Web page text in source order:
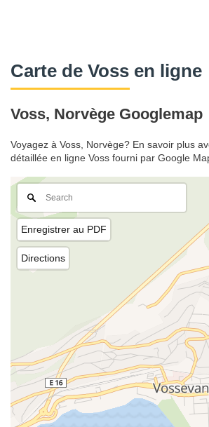
Сarte de Voss en ligne
Voss, Norvège Googlemap
Voyagez à Voss, Norvège? En savoir plus
détaillée en ligne Voss fourni par Google
Enregistrer au PDF
Directions